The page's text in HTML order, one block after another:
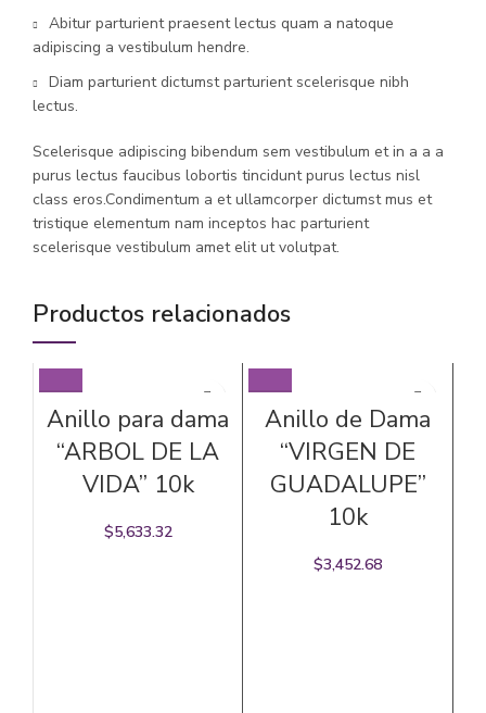
Abitur parturient praesent lectus quam a natoque
adipiscing a vestibulum hendre.
Diam parturient dictumst parturient scelerisque nibh
lectus.
Scelerisque adipiscing bibendum sem vestibulum et in a a a
purus lectus faucibus lobortis tincidunt purus lectus nisl
class eros.Condimentum a et ullamcorper dictumst mus et
tristique elementum nam inceptos hac parturient
scelerisque vestibulum amet elit ut volutpat.
Productos relacionados
Anillo para dama
“ARBOL DE LA
VIDA” 10k
$5,633.32
Anillo de Dama
“VIRGEN DE
GUADALUPE”
10k
$3,452.68